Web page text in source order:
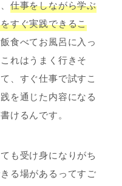
仕事をしながら学ぶ
すぐ実践できるこ
食べてお風呂に入っ
れはうまく行きそ
、すぐ仕事で試すこ
を通じた内容になる
けるんです。
も受け身になりがち
る場があるってすご